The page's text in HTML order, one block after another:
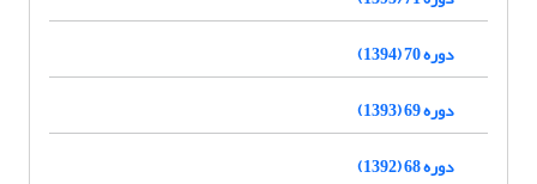
دوره 70 (1394)
دوره 69 (1393)
دوره 68 (1392)